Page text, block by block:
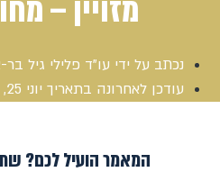
מזויין –
נכתב על ידי עו"ד פלילי גיל
עודכן לאחרונה בתאריך יוני 25, 2013
המאמר הועיל לכם?